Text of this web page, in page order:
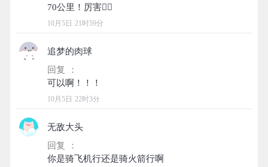
10月5日 21时59分
追梦的肉球
回复 ：
10月5日 22时3分
无敌大头
回复 ：